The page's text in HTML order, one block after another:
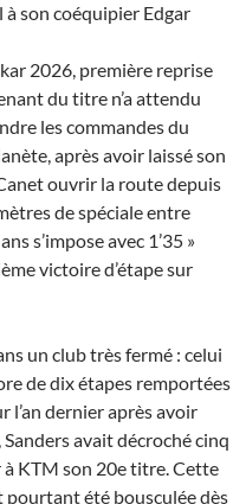
son coéquipier Edgar
2026, première reprise
du titre n’a attendu
les commandes du
après avoir laissé son
ouvrir la route depuis
de spéciale entre
s’impose avec 1’35 »
victoire d’étape sur
un club très fermé : celui
de dix étapes remportées
l’an dernier après avoir
avait décroché cinq
à KTM son 20e titre. Cette
pourtant été bousculée dès